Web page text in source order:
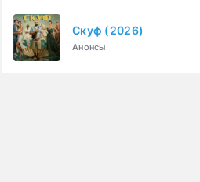
Скуф (2026)
Анонсы